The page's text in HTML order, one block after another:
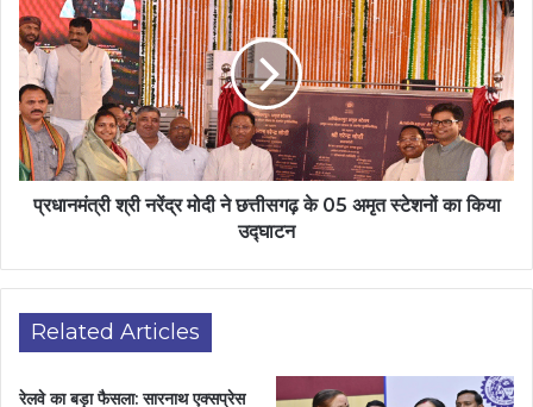
प्रधानमंत्री श्री नरेंद्र मोदी ने छत्तीसगढ़ के 05 अमृत स्टेशनों का किया
उद्घाटन
Related Articles
रेलवे का बड़ा फैसला: सारनाथ एक्सप्रेस